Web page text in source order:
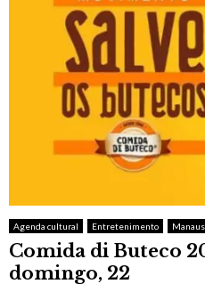
Agenda cultural Entretenimento Manaus
Comida di Buteco
domingo, 22